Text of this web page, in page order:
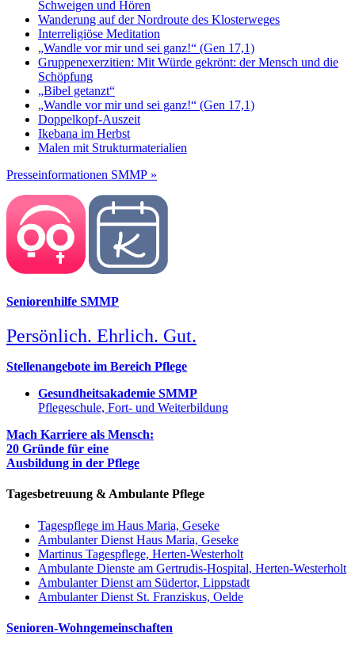
Schweigen und Hören
Wanderung auf der Nordroute des Klosterweges
Interreligiöse Meditation
„Wandle vor mir und sei ganz!“ (Gen 17,1)
Gruppenexerzitien: Mit Würde gekrönt: der Mensch und die
Schöpfung
„Bibel getanzt“
„Wandle vor mir und sei ganz!“ (Gen 17,1)
Doppelkopf-Auszeit
Ikebana im Herbst
Malen mit Strukturmaterialien
Presseinformationen SMMP »
Seniorenhilfe SMMP
Persönlich. Ehrlich. Gut.
Stellenangebote im Bereich Pflege
Gesundheitsakademie SMMP
Pflegeschule, Fort- und Weiterbildung
Mach Karriere als Mensch:
20 Gründe für eine
Ausbildung in der Pflege
Tagesbetreuung & Ambulante Pflege
Tagespflege im Haus Maria, Geseke
Ambulanter Dienst Haus Maria, Geseke
Martinus Tagespflege, Herten-Westerholt
Ambulante Dienste am Gertrudis-Hospital, Herten-Westerholt
Ambulanter Dienst am Südertor, Lippstadt
Ambulanter Dienst St. Franziskus, Oelde
Senioren-Wohngemeinschaften